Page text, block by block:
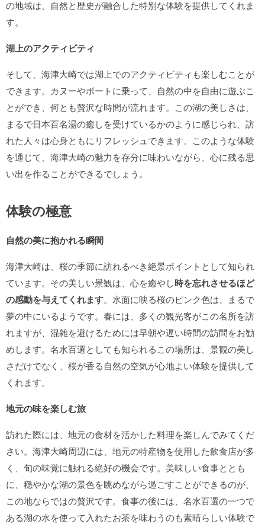
の地域は、自然と歴史が融合した特別な体験を提供してくれま
す。
湖上のアクティビティ
そして、海津大崎では湖上でのアクティビティも楽しむことが
できます。カヌーやボートに乗って、自然の中を自由に遊ぶこ
とができ、何とも贅沢な時間が流れます。この湖の美しさは、
まるで日本百名湯の癒しを受けているかのように感じられ、訪
れた人々は心身ともにリフレッシュできます。このような体験
を通じて、海津大崎の魅力を存分に味わいながら、心に残る思
い出を作ることができるでしょう。
体験の極意
自然の美に抱かれる瞬間
海津大崎は、桜の季節に訪れるべき絶景ポイントとして知られ
ています。その美しい景観は、心を癒やし時を忘れさせるほど
の感動を与えてくれます。水面に映る桜のピンク色は、まるで
夢の中にいるようです。春には、多くの観光客がこの名所を訪
れますが、混雑を避けるためには早朝や遅い時間の訪問をお勧
めします。名水百選としても知られるこの場所は、景観の美し
さだけでなく、桜が香る自然の空気が心地よい体験を提供して
くれます。
地元の味を楽しむ旅
訪れた際には、地元の食材を活かした料理を楽しんでみてくだ
さい。海津大崎周辺には、地元の特産物を使用した飲食店が多
く、旬の味覚に触れる絶好の機会です。美味しい食事ととも
に、穏やかな湖の景色を眺めながら過ごすことができるのが、
この地ならではの贅沢です。食事の後には、名水百選の一つで
ある湖の水を使って入れたお茶を味わうのも素晴らしい体験で